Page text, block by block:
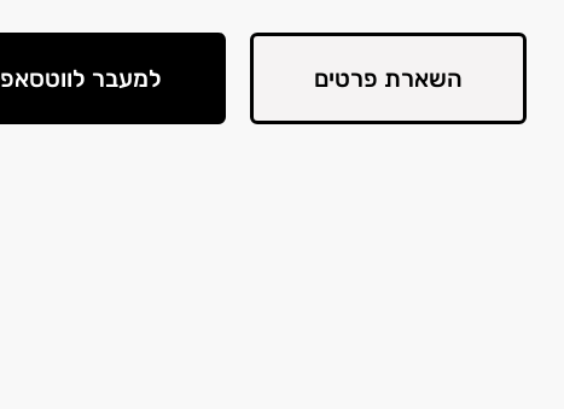
השארת פרטים למעבר לווטסאפ